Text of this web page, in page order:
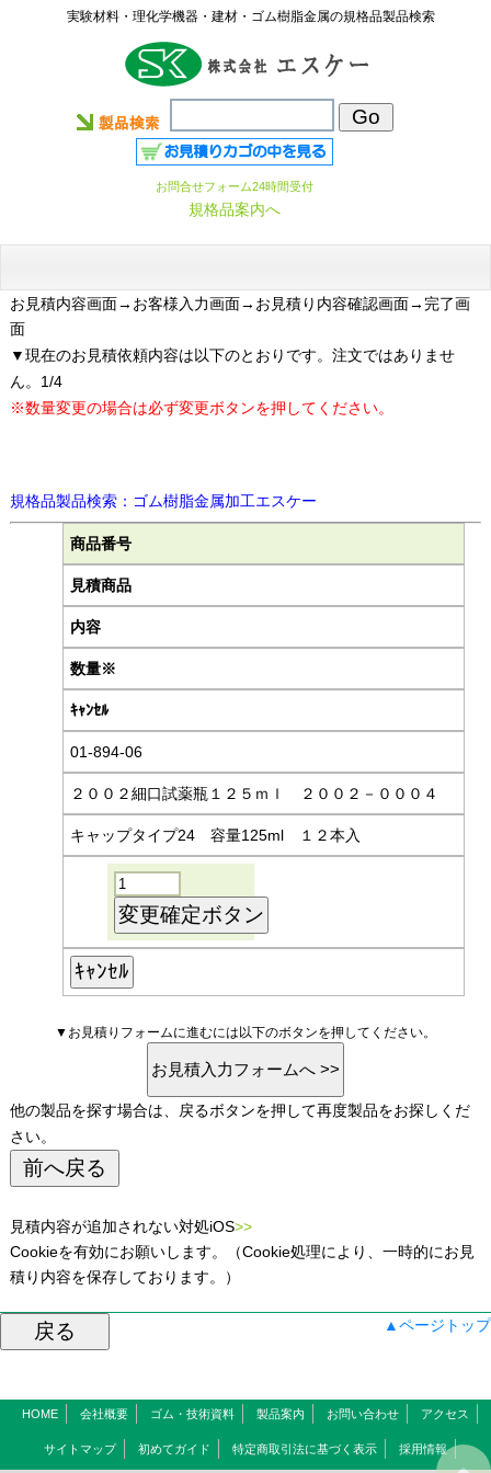
実験材料・理化学機器・建材・ゴム樹脂金属の規格品製品検索
お問合せフォーム24時間受付
規格品案内へ
お見積内容画面→お客様入力画面→お見積り内容確認画面→完了画
面
▼現在のお見積依頼内容は以下のとおりです。注文ではありませ
ん。1/4
※数量変更の場合は必ず変更ボタンを押してください。
規格品製品検索：ゴム樹脂金属加工エスケー
商品番号
見積商品
内容
数量※
ｷｬﾝｾﾙ
01-894-06
２００２細口試薬瓶１２５ｍｌ ２００２－０００４
キャップタイプ24 容量125ml １２本入
▼お見積りフォームに進むには以下のボタンを押してください。
他の製品を探す場合は、戻るボタンを押して再度製品をお探しくだ
さい。
見積内容が追加されない対処iOS>>
Cookieを有効にお願いします。（Cookie処理により、一時的にお見
積り内容を保存しております。）
▲ページトップ
HOME 会社概要 ゴム・技術資料 製品案内 お問い合わせ アクセス
サイトマップ 初めてガイド 特定商取引法に基づく表示 採用情報